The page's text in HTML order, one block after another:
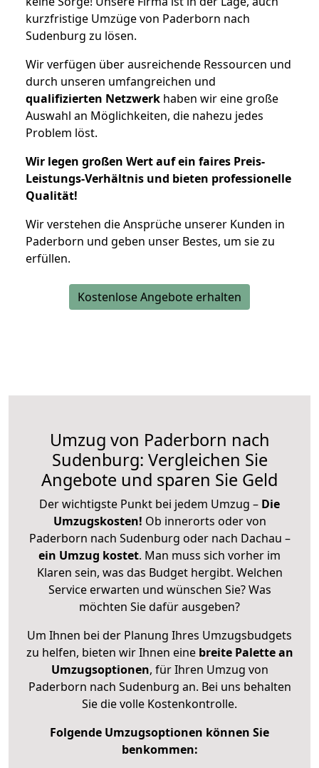
kurzfristige Umzüge von Paderborn nach
Sudenburg zu lösen.
Wir verfügen über ausreichende Ressourcen und
durch unseren umfangreichen und
qualifizierten Netzwerk haben wir eine große
Auswahl an Möglichkeiten, die nahezu jedes
Problem löst.
Wir legen großen Wert auf ein faires Preis-
Leistungs-Verhältnis und bieten professionelle
Qualität!
Wir verstehen die Ansprüche unserer Kunden in
Paderborn und geben unser Bestes, um sie zu
erfüllen.
Kostenlose Angebote erhalten
Umzug von Paderborn nach
Sudenburg: Vergleichen Sie
Angebote und sparen Sie Geld
Der wichtigste Punkt bei jedem Umzug – Die
Umzugskosten! Ob innerorts oder von
Paderborn nach Sudenburg oder nach Dachau –
ein Umzug kostet. Man muss sich vorher im
Klaren sein, was das Budget hergibt. Welchen
Service erwarten und wünschen Sie? Was
möchten Sie dafür ausgeben?
Um Ihnen bei der Planung Ihres Umzugsbudgets
zu helfen, bieten wir Ihnen eine breite Palette an
Umzugsoptionen, für Ihren Umzug von
Paderborn nach Sudenburg an. Bei uns behalten
Sie die volle Kostenkontrolle.
Folgende Umzugsoptionen können Sie
benkommen: